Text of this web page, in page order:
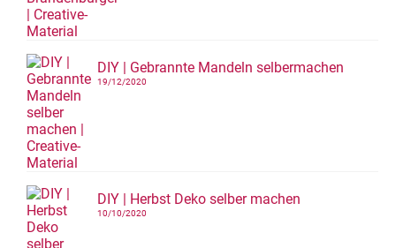
DIY | Gebrannte Mandeln selbermachen
19/12/2020
DIY | Herbst Deko selber machen
10/10/2020